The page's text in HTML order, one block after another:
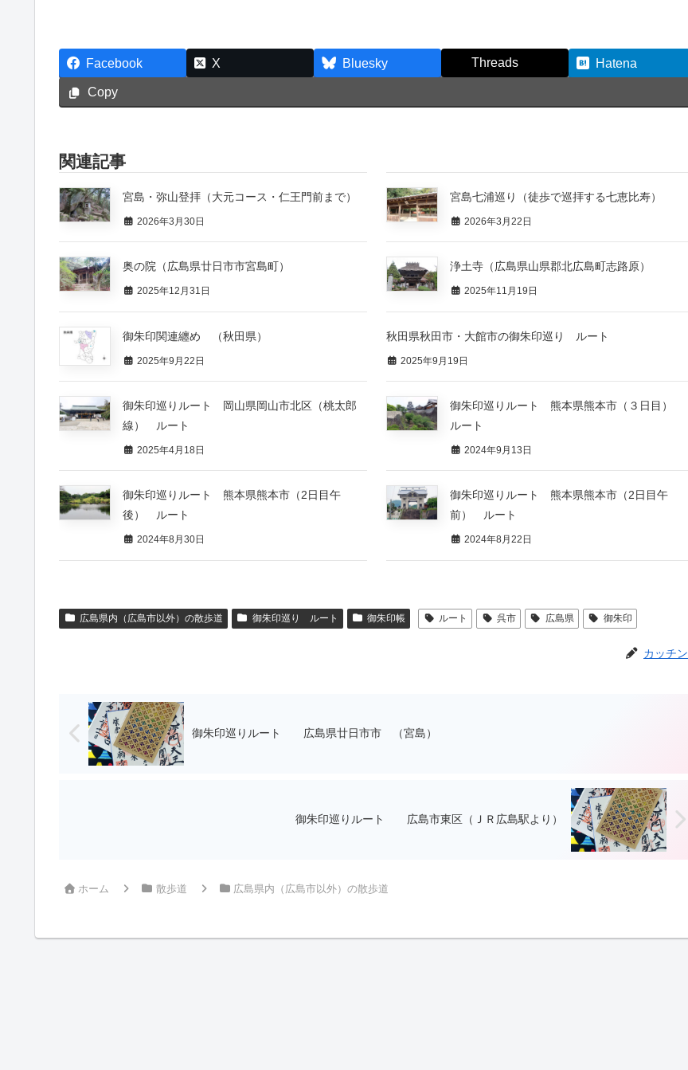
Facebook X Bluesky Threads
Hatena
Copy
関連記事
宮島・弥山登拝（大元コース・仁王門前まで）
2026年3月30日
宮島七浦巡り（徒歩で巡拝する七恵比寿）
2026年3月22日
奥の院（広島県廿日市市宮島町）
2025年12月31日
浄土寺（広島県山県郡北広島町志路原）
2025年11月19日
御朱印関連纏め （秋田県）
2025年9月22日
秋田県秋田市・大館市の御朱印巡り ルート
2025年9月19日
御朱印巡りルート 岡山県岡山市北区（桃太郎
線） ルート
2025年4月18日
御朱印巡りルート 熊本県熊本市（３日目）
ルート
2024年9月13日
御朱印巡りルート 熊本県熊本市（2日目午
後） ルート
2024年8月30日
御朱印巡りルート 熊本県熊本市（2日目午
前） ルート
2024年8月22日
広島県内（広島市以外）の散歩道 御朱印巡り ルート 御朱印帳 ルート 呉市 広島県 御朱印
カッチン
御朱印巡りルート 広島県廿日市市 （宮島）
御朱印巡りルート 広島市東区（ＪＲ広島駅より）
ホーム 散歩道 広島県内（広島市以外）の散歩道